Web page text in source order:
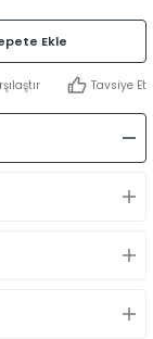
Ekle
Tavsiye Et